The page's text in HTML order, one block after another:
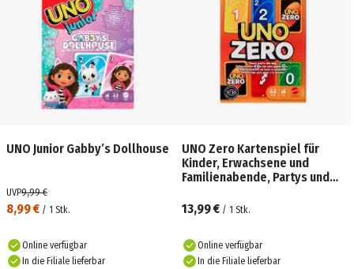
UNO Junior Gabby’s Dollhouse
8,99 € / 1 Stk.
UVP9,99 €
Online verfügbar
In die Filiale lieferbar
UNO Zero Kartenspiel für
Kinder, Erwachsene und
Familienabende, Partys und
und Punktekarte
13,99 € / 1 Stk.
Online verfügbar
In die Filiale lieferbar